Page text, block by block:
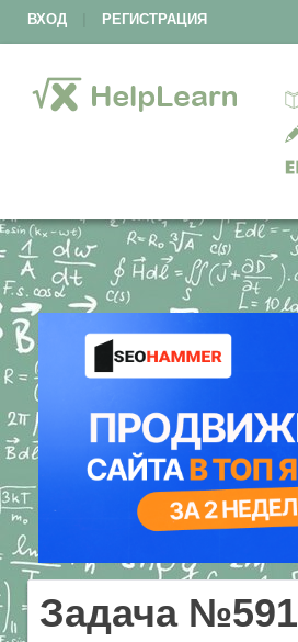
ВХОД РЕГИСТРАЦИЯ
Задача №591